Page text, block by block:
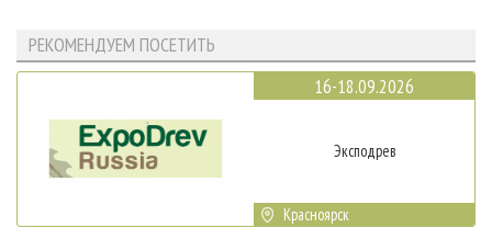
РЕКОМЕНДУЕМ ПОСЕТИТЬ
16-18.09.2026
Эксподрев
Красноярск